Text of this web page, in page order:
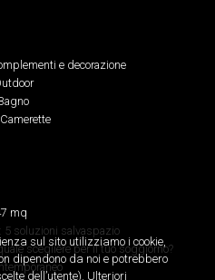
e decorazione
Camerette
mq
5 soluzioni salvaspazio
scegliere per il tuo soggiorno?
sul sito utilizziamo i cookie,
dipendono da noi e potrebbero
dell’utente). Ulteriori